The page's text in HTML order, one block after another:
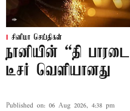
சினிமா செய்திகள்
நானியின் “தி
டீசர் வெளியானது
Published on: 06 Aug 2026, 4:38 pm